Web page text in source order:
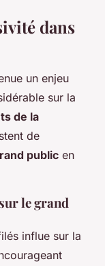
dans
un enjeu
sur la
de la
de
public en
le grand
influe sur la